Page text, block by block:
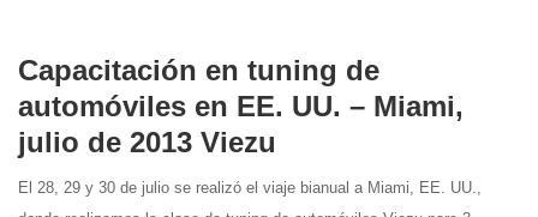
Capacitación en tuning de
automóviles en EE. UU. – Miami,
julio de 2013 Viezu
El 28, 29 y 30 de julio se realizó el viaje bianual a Miami, EE. UU.,